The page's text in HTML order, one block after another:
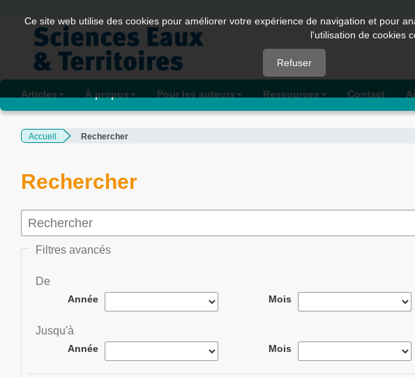
Quick
jump
page
content
Navigation
Main
Sidebar
Articles À propos Pour les auteurs Ressources Contact
Accueil Rechercher
Rechercher
Filtres avancés
De
Année Mois
Jusqu'à
Année Mois
Ce site web utilise des cookies pour améliorer votre expérience de navigation et pour
l'utilisation de cookies
Refuser